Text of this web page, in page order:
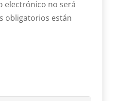
electrónico no será
obligatorios están